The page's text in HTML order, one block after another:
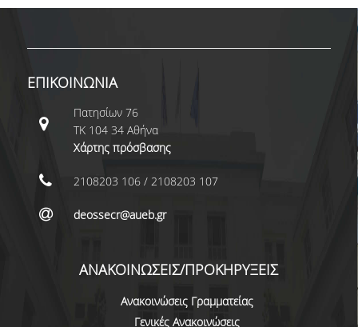
ΕΡΓΑΣΤΗΡΙΑΚΟ ΠΡΟΣΩΠΙΚΟ
ΜΗΤΡΩΟ ΓΝΩΣΤΙΚΩΝ ΑΝΤΙΚΕΙΜΕΝΩΝ
ΜΗΤΡΩΑ ΜΕΛΩΝ ΤΜΗΜΑΤΟΣ
ΓΙΑΤΙ ΔΕΟΣ
ΔΙΕΠΙΣΤΗΜΟΝΙΚΟΤΗΤΑ
ΣΥΝΕΙΣΦΟΡΑ ΚΑΘΗΓΗΤΩΝ
ΕΠΙΚΟΙΝΩΝΙΑ
Πατησίων 76
ΤΚ 104 34 Αθήνα
Χάρτης πρόσβασης
2108203 106 / 2108203 107
deossecr@aueb.gr
ΑΝΑΚΟΙΝΩΣΕΙΣ/ΠΡΟΚΗΡΥΞΕΙΣ
Ανακοινώσεις Γραμματείας
Γενικές Ανακοινώσεις